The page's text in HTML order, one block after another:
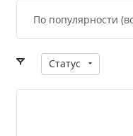
По популярности
Статус